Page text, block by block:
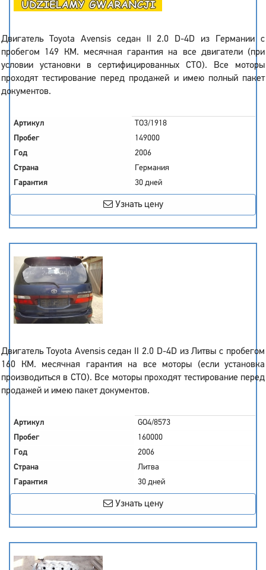
Двигатель Toyota Avensis седан II 2.0 D-4D из Германии с
пробегом 149 КМ. месячная гарантия на все двигатели (при
условии установки в сертифицированных СТО). Все моторы
проходят тестирование перед продажей и имею полный пакет
документов.
Артикул
TO3/1918
Пробег
149000
Год
2006
Страна
Германия
Гарантия
30 дней
Узнать цену
Двигатель Toyota Avensis седан II 2.0 D-4D из Литвы с пробегом
160 КМ. месячная гарантия на все моторы (если установка
производиться в СТО). Все моторы проходят тестирование перед
продажей и имею пакет документов.
Артикул
GO4/8573
Пробег
160000
Год
2006
Страна
Литва
Гарантия
30 дней
Узнать цену